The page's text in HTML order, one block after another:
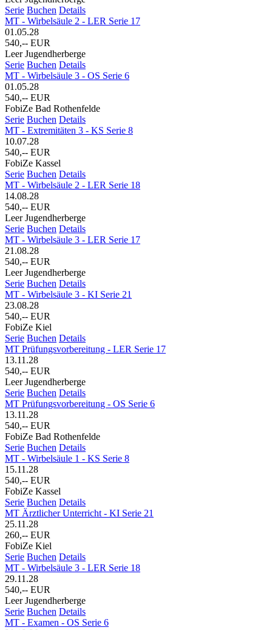
Serie Buchen Details
MT - Wirbelsäule 2 - LER Serie 17
01.05.28
540,-- EUR
Leer Jugendherberge
Serie Buchen Details
MT - Wirbelsäule 3 - OS Serie 6
01.05.28
540,-- EUR
FobiZe Bad Rothenfelde
Serie Buchen Details
MT - Extremitäten 3 - KS Serie 8
10.07.28
540,-- EUR
FobiZe Kassel
Serie Buchen Details
MT - Wirbelsäule 2 - LER Serie 18
14.08.28
540,-- EUR
Leer Jugendherberge
Serie Buchen Details
MT - Wirbelsäule 3 - LER Serie 17
21.08.28
540,-- EUR
Leer Jugendherberge
Serie Buchen Details
MT - Wirbelsäule 3 - KI Serie 21
23.08.28
540,-- EUR
FobiZe Kiel
Serie Buchen Details
MT Prüfungsvorbereitung - LER Serie 17
13.11.28
540,-- EUR
Leer Jugendherberge
Serie Buchen Details
MT Prüfungsvorbereitung - OS Serie 6
13.11.28
540,-- EUR
FobiZe Bad Rothenfelde
Serie Buchen Details
MT - Wirbelsäule 1 - KS Serie 8
15.11.28
540,-- EUR
FobiZe Kassel
Serie Buchen Details
MT Ärztlicher Unterricht - KI Serie 21
25.11.28
260,-- EUR
FobiZe Kiel
Serie Buchen Details
MT - Wirbelsäule 3 - LER Serie 18
29.11.28
540,-- EUR
Leer Jugendherberge
Serie Buchen Details
MT - Examen - OS Serie 6